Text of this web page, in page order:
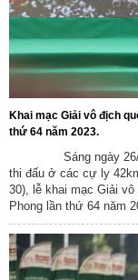
Khai mạc Giải vô địch
thứ 64 năm 2023.
Sáng ngày 26/3/
thi đấu ở các cự ly
30), lễ khai mạc Giải
Phong lần thứ 64 năm